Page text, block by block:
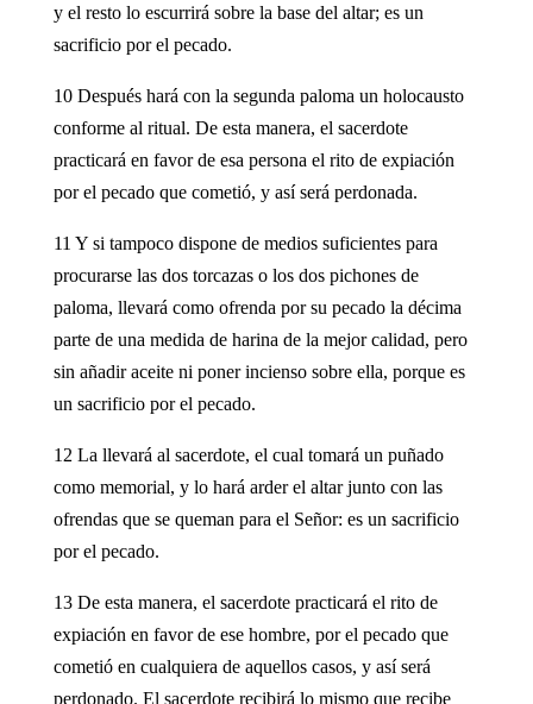
y el resto lo escurrirá sobre la base del altar; es un
sacrificio por el pecado.
10 Después hará con la segunda paloma un holocausto
conforme al ritual. De esta manera, el sacerdote
practicará en favor de esa persona el rito de expiación
por el pecado que cometió, y así será perdonada.
11 Y si tampoco dispone de medios suficientes para
procurarse las dos torcazas o los dos pichones de
paloma, llevará como ofrenda por su pecado la décima
parte de una medida de harina de la mejor calidad, pero
sin añadir aceite ni poner incienso sobre ella, porque es
un sacrificio por el pecado.
12 La llevará al sacerdote, el cual tomará un puñado
como memorial, y lo hará arder el altar junto con las
ofrendas que se queman para el Señor: es un sacrificio
por el pecado.
13 De esta manera, el sacerdote practicará el rito de
expiación en favor de ese hombre, por el pecado que
cometió en cualquiera de aquellos casos, y así será
perdonado. El sacerdote recibirá lo mismo que recibe